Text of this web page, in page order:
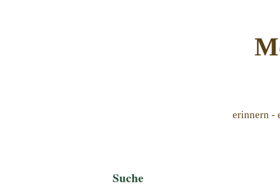
erinnern -
Suche